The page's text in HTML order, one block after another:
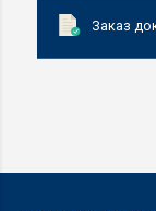
Заказ